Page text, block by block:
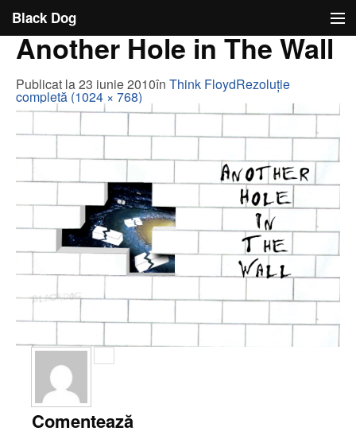
Black Dog
Ideea
Cu limba scoasă
Black Dog
Another Hole in The Wall
Publicat la23 iunie 2010în Think FloydRezoluție
completă (1024 × 768)
Comentează